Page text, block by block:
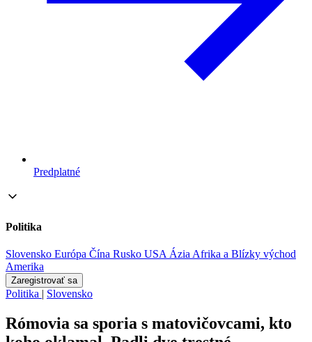
Predplatné
Politika
Slovensko Európa Čína Rusko USA ÁziaAfrika a Blízky východ
Amerika
Zaregistrovať sa
Politika | Slovensko
Rómovia sa sporia s matovičovcami, kto